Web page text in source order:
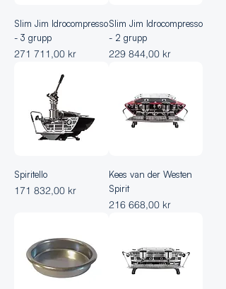
Slim Jim Idrocompresso
- 3 grupp
Pris
271 711,00 kr
Slim Jim Idrocompresso
- 2 grupp
Pris
229 844,00 kr
Spiritello
Pris
171 832,00 kr
Kees van der Westen
Spirit
Pris
216 668,00 kr